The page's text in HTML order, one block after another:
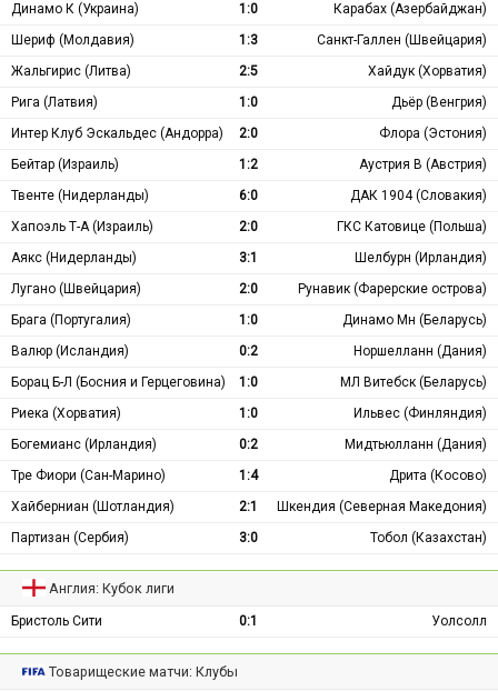
Динамо К (Украина)
1:0
Карабах (Азербайджан)
Шериф (Молдавия)
1:3
Санкт-Галлен (Швейцария)
Жальгирис (Литва)
2:5
Хайдук (Хорватия)
Рига (Латвия)
1:0
Дьёр (Венгрия)
Интер Клуб Эскальдес (Андорра)
2:0
Флора (Эстония)
Бейтар (Израиль)
1:2
Аустрия В (Австрия)
Твенте (Нидерланды)
6:0
ДАК 1904 (Словакия)
Хапоэль Т-А (Израиль)
2:0
ГКС Катовице (Польша)
Аякс (Нидерланды)
3:1
Шелбурн (Ирландия)
Лугано (Швейцария)
2:0
Рунавик (Фарерские острова)
Брага (Португалия)
1:0
Динамо Мн (Беларусь)
Валюр (Исландия)
0:2
Норшелланн (Дания)
Борац Б-Л (Босния и Герцеговина)
1:0
МЛ Витебск (Беларусь)
Риека (Хорватия)
1:0
Ильвес (Финляндия)
Богемианс (Ирландия)
0:2
Мидтьюлланн (Дания)
Тре Фиори (Сан-Марино)
1:4
Дрита (Косово)
Хайберниан (Шотландия)
2:1
Шкендия (Северная Македония)
Партизан (Сербия)
3:0 Тобол (Казахстан)
Англия: Кубок лиги
Бристоль Сити 0:1 Уолсолл
Товарищеские матчи: Клубы